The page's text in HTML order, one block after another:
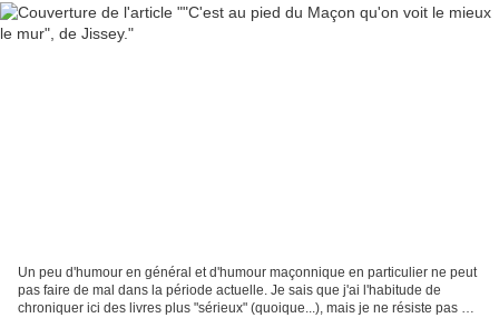
Un peu d'humour en général et d'humour maçonnique en particulier ne peut
pas faire de mal dans la période actuelle. Je sais que j'ai l'habitude de
chroniquer ici des livres plus "sérieux" (quoique...), mais je ne résiste pas à